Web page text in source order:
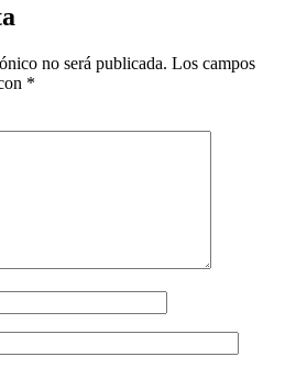
no será publicada. Los campos
*